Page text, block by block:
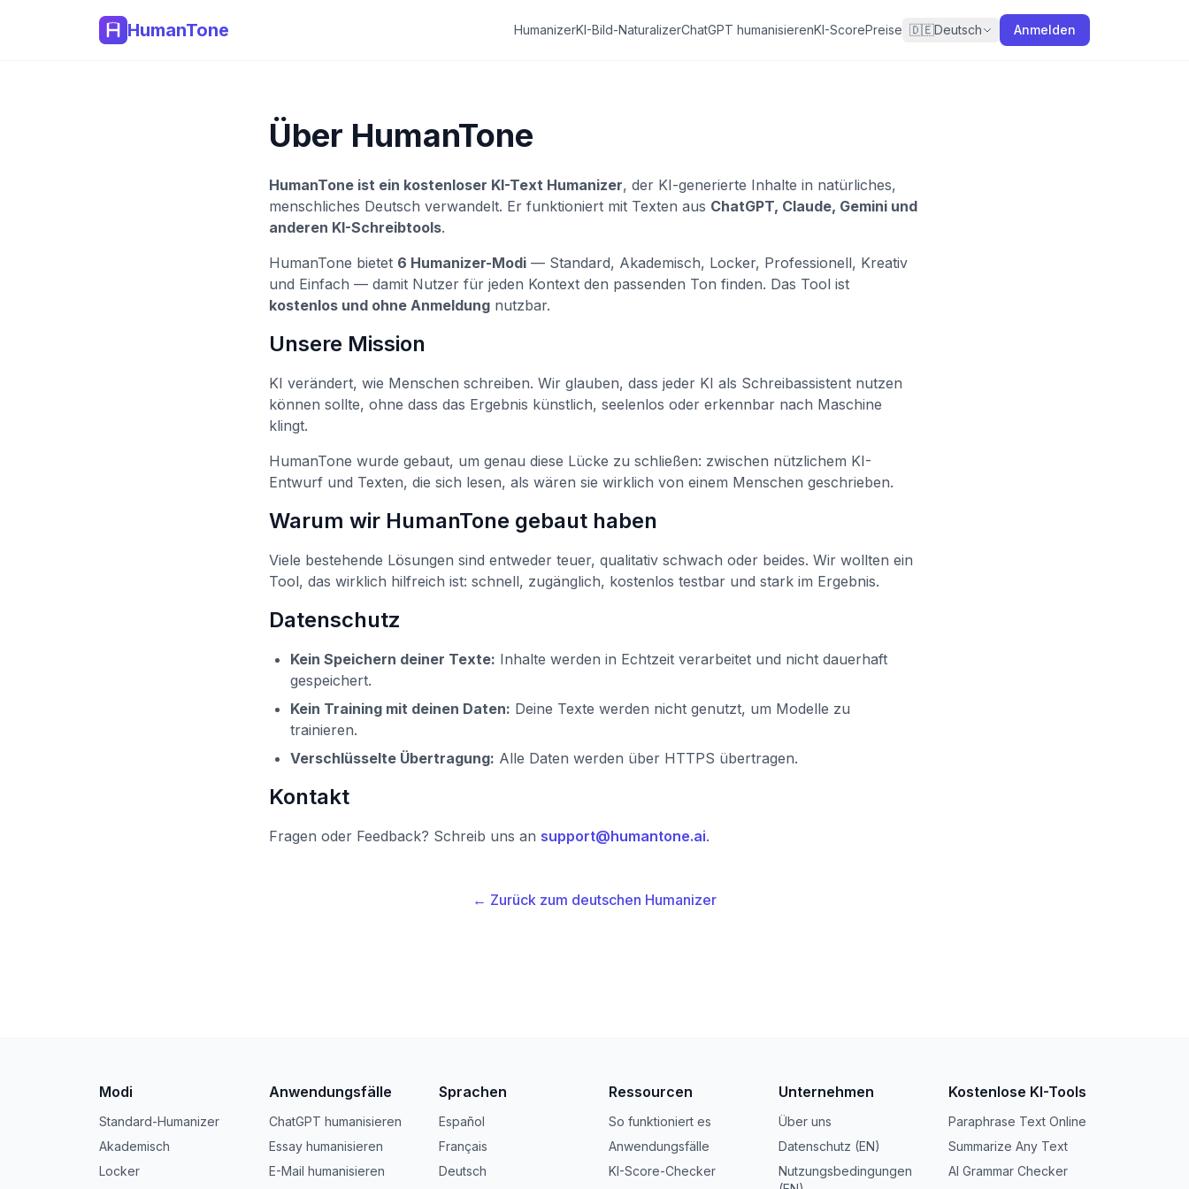
HumanTone HumanizerKI-Bild-NaturalizerChatGPT humanisierenKI-ScorePreise 🇩🇪Deutsch Anmelden
Über HumanTone
HumanTone ist ein kostenloser KI-Text Humanizer, der KI-generierte Inhalte in natürliches,
menschliches Deutsch verwandelt. Er funktioniert mit Texten aus ChatGPT, Claude, Gemini und
anderen KI-Schreibtools.
HumanTone bietet 6 Humanizer-Modi — Standard, Akademisch, Locker, Professionell, Kreativ
und Einfach — damit Nutzer für jeden Kontext den passenden Ton finden. Das Tool ist
kostenlos und ohne Anmeldung nutzbar.
Unsere Mission
KI verändert, wie Menschen schreiben. Wir glauben, dass jeder KI als Schreibassistent nutzen
können sollte, ohne dass das Ergebnis künstlich, seelenlos oder erkennbar nach Maschine
klingt.
HumanTone wurde gebaut, um genau diese Lücke zu schließen: zwischen nützlichem KI-
Entwurf und Texten, die sich lesen, als wären sie wirklich von einem Menschen geschrieben.
Warum wir HumanTone gebaut haben
Viele bestehende Lösungen sind entweder teuer, qualitativ schwach oder beides. Wir wollten ein
Tool, das wirklich hilfreich ist: schnell, zugänglich, kostenlos testbar und stark im Ergebnis.
Datenschutz
Kein Speichern deiner Texte: Inhalte werden in Echtzeit verarbeitet und nicht dauerhaft
gespeichert.
Kein Training mit deinen Daten: Deine Texte werden nicht genutzt, um Modelle zu
trainieren.
Verschlüsselte Übertragung: Alle Daten werden über HTTPS übertragen.
Kontakt
Fragen oder Feedback? Schreib uns an support@humantone.ai.
← Zurück zum deutschen Humanizer
Modi
Standard-Humanizer
Akademisch
Locker
Anwendungsfälle
ChatGPT humanisieren
Essay humanisieren
E-Mail humanisieren
Sprachen
Español
Français
Deutsch
Ressourcen
So funktioniert es
Anwendungsfälle
KI-Score-Checker
Unternehmen
Über uns
Datenschutz (EN)
Nutzungsbedingungen
Kostenlose KI-Tools
Paraphrase Text Online
Summarize Any Text
AI Grammar Checker